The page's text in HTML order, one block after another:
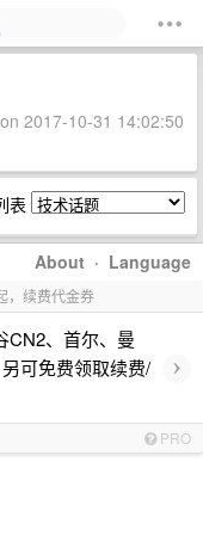
2017-10-31 14:02:50
表
About · Language
，续费代金券
CN2、首尔、曼
可免费领取续费/
›
PRO